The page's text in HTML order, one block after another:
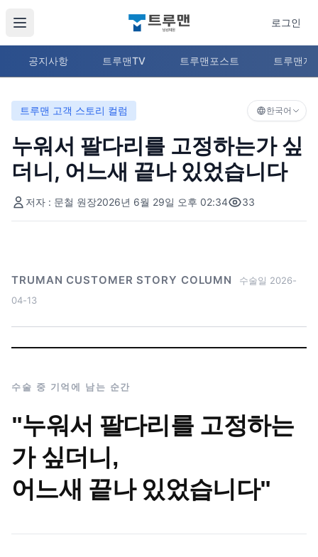
로그인
공지사항 트루맨TV 트루맨포스트 트루맨지
트루맨 고객 스토리 컬럼 한국어
누워서 팔다리를 고정하는가 싶
더니, 어느새 끝나 있었습니다
저자 : 문철 원장2026년 6월 29일 오후 02:34 33
TRUMAN CUSTOMER STORY COLUMN
수술일 2026-
04-13
수술 중 기억에 남는 순간
"누워서 팔다리를 고정하는
가 싶더니,
어느새 끝나 있었습니다"